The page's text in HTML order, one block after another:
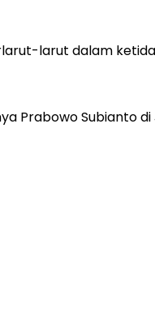
larut dalam
Prabowo Subianto